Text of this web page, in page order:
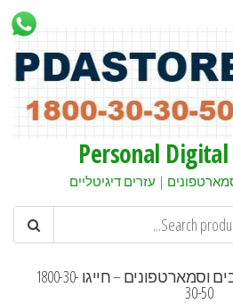
Personal
| עזרים דיגיטליים
מגוון מבצעים למחשבים וסמארטפונים – חייגו 1800-30-
30-50